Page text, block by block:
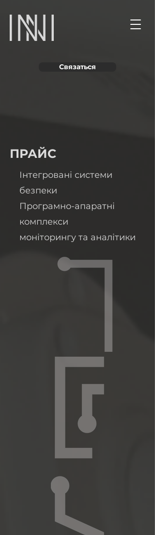
Связаться
ПРАЙС
Інтегровані системи
безпеки
Програмно-апаратні
комплекси
моніторингу та аналітики